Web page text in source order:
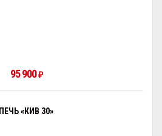
95 900₽
ПЕЧЬ «КИВ 30»